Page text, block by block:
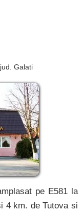
, jud. Galati
pe E581 la
4 km. de Tutova si